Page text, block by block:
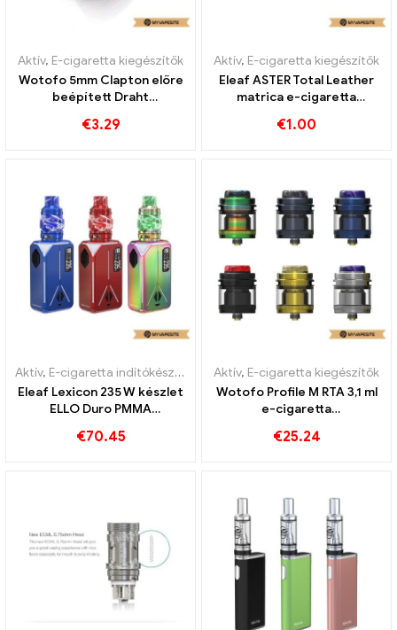
Aktív, E-cigaretta kiegészítők
Wotofo 5mm Clapton előre
beépített Draht
Großhandel丨Egyedi
€3.29
Aktív, E-cigaretta kiegészítők
Eleaf ASTER Total Leather
matrica e-cigaretta
€1.00
Aktív, E-cigaretta indítókészlet
Eleaf Lexicon 235 W készlet
ELLO Duro PMMA
Großhandel丨Egyedi
€70.45
Aktív, E-cigaretta kiegészítők
Wotofo Profile M RTA 3,1 ml
e-cigaretta
€25.24